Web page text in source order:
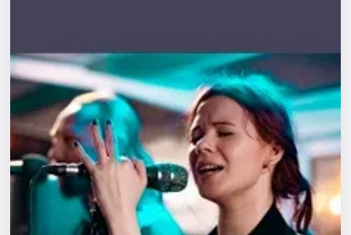
Экскурсии
Спорт
События
Города
Площадки